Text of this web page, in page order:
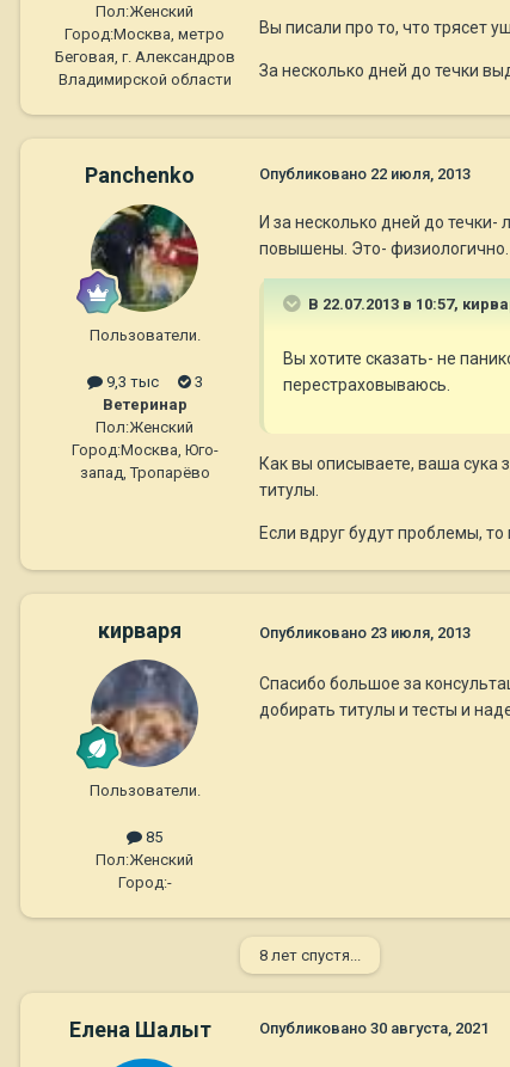
Пол:Женский
Город:Москва, метро
Беговая, г. Александров
Владимирской области
Вы писали про то, что трясет
За несколько дней до течки
Panchenko
Пользователи.
9,3 тыс
3
Ветеринар
Пол:Женский
Город:Москва, Юго-
запад, Тропарёво
Опубликовано 22 июля, 2013
И за несколько дней до
повышены. Это- физиологично.
В 22.07.2013 в 10:57,
Вы хотите сказать- не
перестраховываюсь.
Как вы описываете, ваша сука
титулы.
Если вдруг будут проблемы,
кирваря
Пользователи.
85
Пол:Женский
Город:-
Опубликовано 23 июля, 2013
Спасибо большое за
добирать титулы и тесты и
8 лет спустя...
Елена Шалыт Опубликовано 30 августа, 2021